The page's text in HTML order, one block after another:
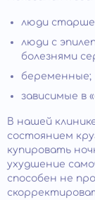
люди старше
люди с
болезнями
беременные;
зависимые в
В нашей
состоянием
купировать
ухудшение
способен не